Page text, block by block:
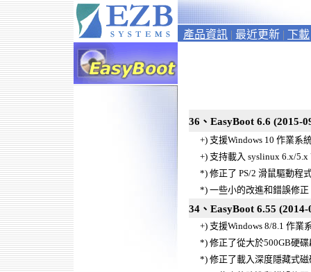
產品資訊 | 最近更新 | 下載
36、EasyBoot 6.6 (2015-
+) 支援Windows 10 作業系
+) 支持載入 syslinux 6.x/5.x
*) 修正了 PS/2 滑鼠驅動程
*) 一些小的改進和錯誤修正
34、EasyBoot 6.55 (2014-
+) 支援Windows 8/8.1 作業
*) 修正了從大於500GB硬
*) 修正了載入深度隱藏式